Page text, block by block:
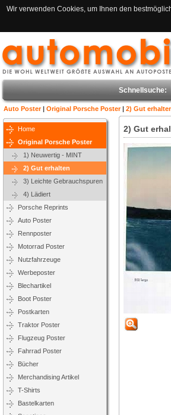
Wir verwenden Cookies, um Ihnen den
Schnellsuche:
Auto Poster| Original Porsche Poster| 2) Gut
Home
Original Porsche Poster
1) Neuwertig - MINT
2) Gut erhalten
3) Leichte Gebrauchspuren
4) Lädiert
Porsche Reprints
Auto Poster
Rennposter
Motorrad Poster
Nutzfahrzeuge
Werbeposter
Blechartikel
Boot Poster
Postkarten
Traktor Poster
Flugzeug Poster
Fahrrad Poster
Bücher
Merchandising Artikel
T-Shirts
Bastelkarten
2) Gut